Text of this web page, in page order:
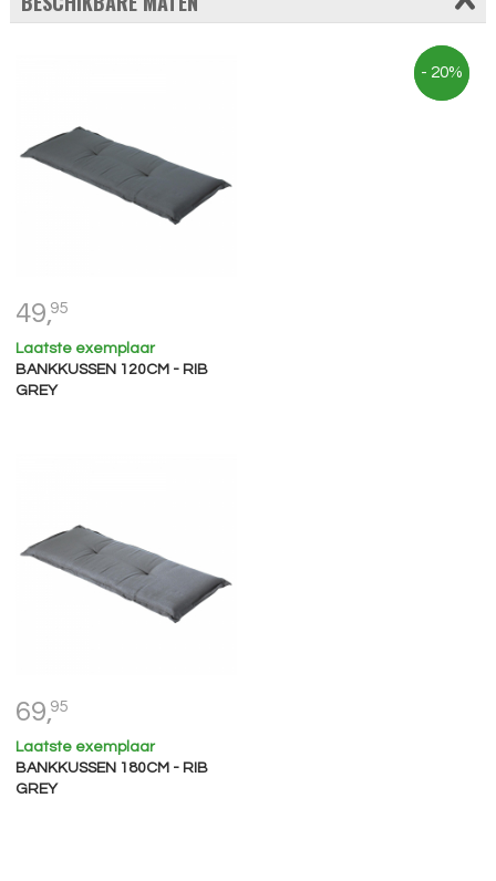
49,95
Laatste exemplaar
BANKKUSSEN 120CM - RIB
GREY
69,95
Laatste exemplaar
BANKKUSSEN 180CM - RIB
GREY
- 17%
- 20%